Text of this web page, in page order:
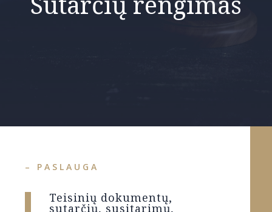
– PASLAUGA
Teisinių dokumentų,
sutarčių, susitarimų,